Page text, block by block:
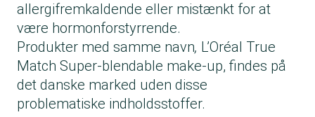
allergifremkaldende eller mistænkt for at
være hormonforstyrrende.
Produkter med samme navn, L’Oréal True
Match Super-blendable make-up, findes på
det danske marked uden disse
problematiske indholdsstoffer.